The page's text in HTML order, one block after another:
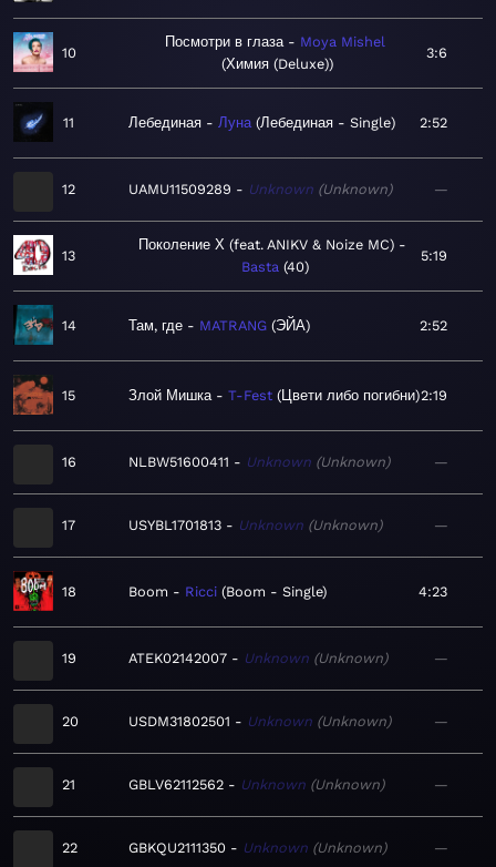
10
Посмотри в глаза
Moya Mishel
Химия (Deluxe)
3:6
11 Лебединая Луна Лебединая - Single 2:52
12 UAMU11509289 Unknown Unknown —
13
Поколение Х (feat. ANIKV & Noize MC)
Basta 40
5:19
14 Там, где MATRANG ЭЙА 2:52
15 Злой Мишка T-Fest Цвети либо погибни 2:19
16 NLBW51600411 Unknown Unknown —
17 USYBL1701813 Unknown Unknown —
18 Boom Ricci Boom - Single 4:23
19 ATEK02142007 Unknown Unknown —
20 USDM31802501 Unknown Unknown —
21 GBLV62112562 Unknown Unknown —
22 GBKQU2111350 Unknown Unknown —